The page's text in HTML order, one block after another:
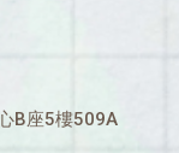
B座5樓509A